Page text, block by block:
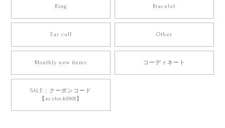
Ring Bracelet
Ear cuff Other
Monthly new items コーディネート
SALE：クーポンコード
【ecstock0901】